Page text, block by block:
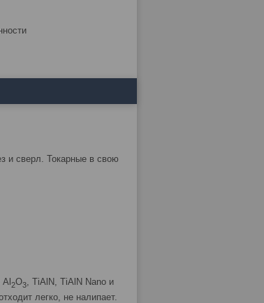
и сверл. Токарные в свою
2O3, TiAlN, TiAlN Nano и
легко, не налипает.